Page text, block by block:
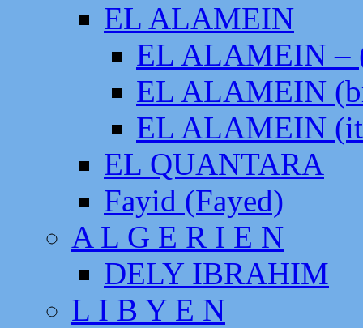
EL ALAMEIN
EL ALAMEIN –
EL ALAMEIN
EL ALAMEIN
EL QUANTARA
Fayid (Fayed)
A L G E R I E N
DELY IBRAHIM
L I B Y E N